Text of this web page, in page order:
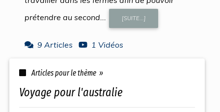
prétendre au second...
[SUITE...]
9 Articles 1 Vidéos
Articles pour le thème »
voyage pour l'australie